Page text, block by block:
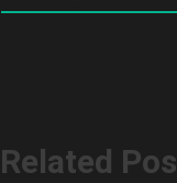
Related